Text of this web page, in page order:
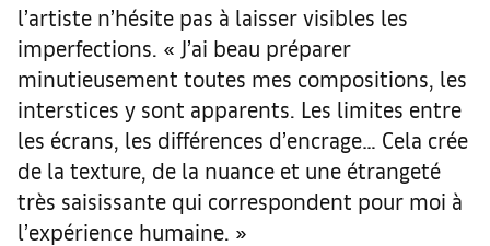
l’artiste n’hésite pas à laisser visibles les
imperfections. « J’ai beau préparer
minutieusement toutes mes compositions, les
interstices y sont apparents. Les limites entre
les écrans, les différences d’encrage… Cela crée
de la texture, de la nuance et une étrangeté
très saisissante qui correspondent pour moi à
l’expérience humaine. »